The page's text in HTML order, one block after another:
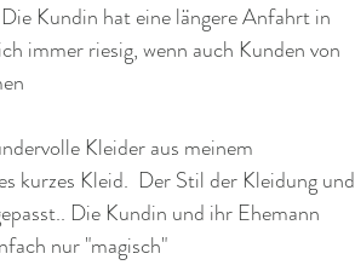
Kundin hat eine längere Anfahrt in
immer riesig, wenn auch Kunden von
Kleider aus meinem
kurzes Kleid.  Der Stil der Kleidung und
Die Kundin und ihr Ehemann
nur "magisch"